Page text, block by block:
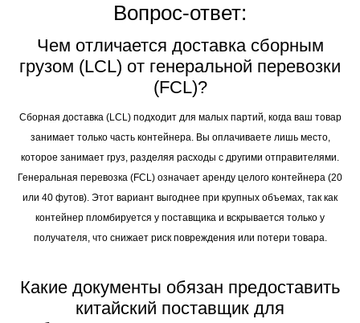
Вопрос-ответ:
Чем отличается доставка сборным
грузом (LCL) от генеральной перевозки
(FCL)?
Сборная доставка (LCL) подходит для малых партий, когда ваш товар
занимает только часть контейнера. Вы оплачиваете лишь место,
которое занимает груз, разделяя расходы с другими отправителями.
Генеральная перевозка (FCL) означает аренду целого контейнера (20
или 40 футов). Этот вариант выгоднее при крупных объемах, так как
контейнер пломбируется у поставщика и вскрывается только у
получателя, что снижает риск повреждения или потери товара.
Какие документы обязан предоставить
китайский поставщик для